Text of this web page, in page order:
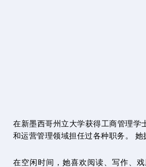
在新墨西哥州立大学获得工商管理学
和运营管理领域担任过各种职务。 她
在空闲时间，她喜欢阅读、写作、